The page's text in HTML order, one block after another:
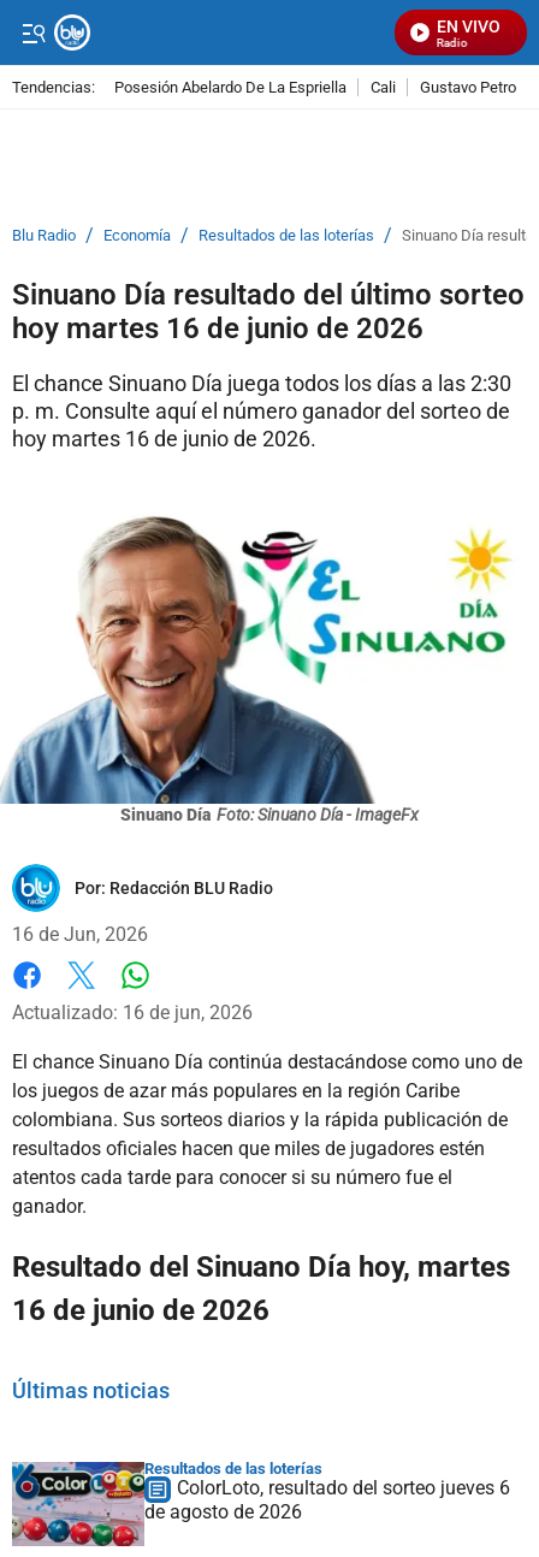
EN VIVO
Señal Visual Radio
Tendencias: Posesión Abelardo De La Espriella Cali Gustavo Petro
Blu Radio / Economía / Resultados de las loterías / Sinuano Día
Sinuano Día resultado del último sorteo
hoy martes 16 de junio de 2026
El chance Sinuano Día juega todos los días a las 2:30
p. m. Consulte aquí el número ganador del sorteo de
hoy martes 16 de junio de 2026.
Sinuano Día Foto: Sinuano Día - ImageFx
Por: Redacción BLU Radio
16 de Jun, 2026
Facebook
X
Actualizado: 16 de jun, 2026
El chance Sinuano Día continúa destacándose como uno de
los juegos de azar más populares en la región Caribe
colombiana. Sus sorteos diarios y la rápida publicación de
resultados oficiales hacen que miles de jugadores estén
atentos cada tarde para conocer si su número fue el
ganador.
Resultado del Sinuano Día hoy, martes
16 de junio de 2026
Últimas noticias
Resultados de las loterías
ColorLoto, resultado del sorteo jueves 6
de agosto de 2026